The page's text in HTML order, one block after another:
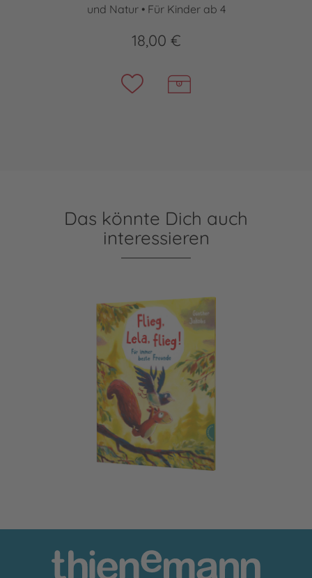
und Natur • Für Kinder ab 4
18,00 €
Das könnte Dich auch
interessieren
Pino und Lela: Flieg, Lela, flieg!